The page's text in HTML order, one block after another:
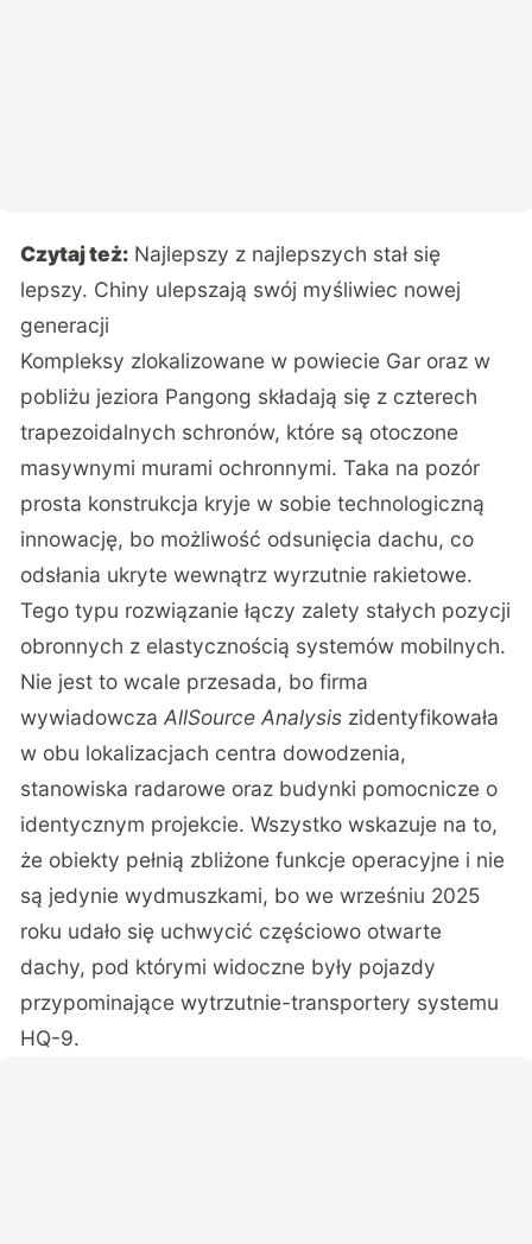
Czytaj też: Najlepszy z najlepszych stał się
lepszy. Chiny ulepszają swój myśliwiec nowej
generacji
Kompleksy zlokalizowane w powiecie Gar oraz w
pobliżu jeziora Pangong składają się z czterech
trapezoidalnych schronów, które są otoczone
masywnymi murami ochronnymi. Taka na pozór
prosta konstrukcja kryje w sobie technologiczną
innowację, bo możliwość odsunięcia dachu, co
odsłania ukryte wewnątrz wyrzutnie rakietowe.
Tego typu rozwiązanie łączy zalety stałych pozycji
obronnych z elastycznością systemów mobilnych.
Nie jest to wcale przesada, bo firma
wywiadowczaAllSource Analysis zidentyfikowała
w obu lokalizacjach centra dowodzenia,
stanowiska radarowe oraz budynki pomocnicze o
identycznym projekcie. Wszystko wskazuje na to,
że obiekty pełnią zbliżone funkcje operacyjne i nie
są jedynie wydmuszkami, bo we wrześniu 2025
roku udało się uchwycić częściowo otwarte
dachy, pod którymi widoczne były pojazdy
przypominające wytrzutnie-transportery systemu
HQ-9.